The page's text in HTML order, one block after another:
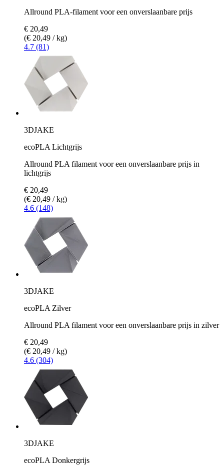
Allround PLA-filament voor een onverslaanbare prijs
€ 20,49
(€ 20,49 / kg)
4.7 (81)
3DJAKE
ecoPLA Lichtgrijs
Allround PLA filament voor een onverslaanbare prijs in
lichtgrijs
€ 20,49
(€ 20,49 / kg)
4.6 (148)
3DJAKE
ecoPLA Zilver
Allround PLA filament voor een onverslaanbare prijs in zilver
€ 20,49
(€ 20,49 / kg)
4.6 (304)
3DJAKE
ecoPLA Donkergrijs